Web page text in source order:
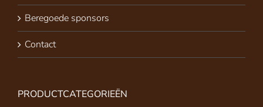
Beregoede sponsors
Contact
PRODUCTCATEGORIEËN